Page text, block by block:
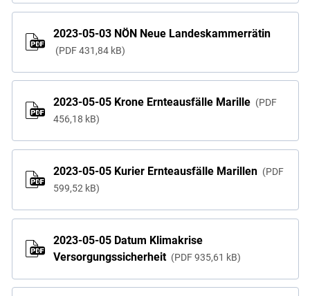
2023-05-03 NÖN Neue Landeskammerrätin
PDF 431,84 kB
2023-05-05 Krone Ernteausfälle Marille
PDF
456,18 kB
2023-05-05 Kurier Ernteausfälle Marillen
PDF
599,52 kB
2023-05-05 Datum Klimakrise
Versorgungssicherheit
PDF 935,61 kB